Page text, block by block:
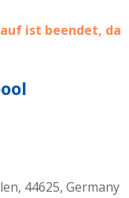
ist beendet, da
, 44625, Germany